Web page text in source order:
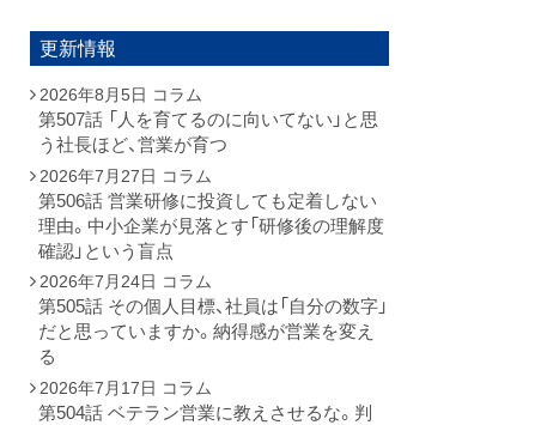
更新情報
2026年8月5日 コラム
第507話 「人を育てるのに向いてない」と思
う社長ほど、営業が育つ
2026年7月27日 コラム
第506話 営業研修に投資しても定着しない
理由。中小企業が見落とす「研修後の理解度
確認」という盲点
2026年7月24日 コラム
第505話 その個人目標、社員は「自分の数字」
だと思っていますか。納得感が営業を変え
る
2026年7月17日 コラム
第504話 ベテラン営業に教えさせるな。判